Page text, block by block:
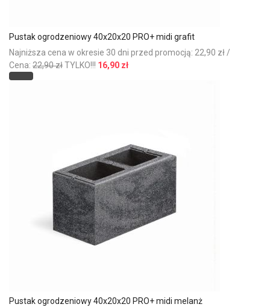
Pustak ogrodzeniowy 40x20x20 PRO+ midi grafit
Najniższa cena w okresie 30 dni przed promocją: 22,90 zł /
Cena: 22,90 złTYLKO!!! 16,90 zł
Pustak ogrodzeniowy 40x20x20 PRO+ midi melanż